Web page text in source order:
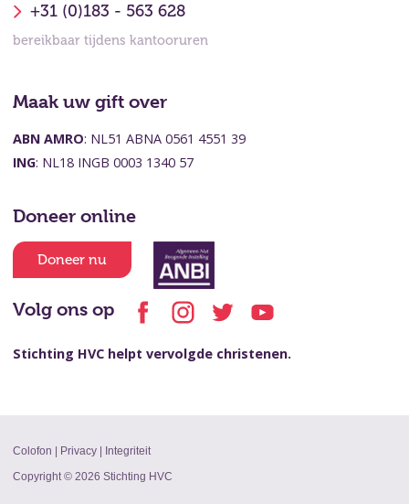
+31 (0)183 - 563 628
bereikbaar tijdens kantooruren
Maak uw gift over
ABN AMRO: NL51 ABNA 0561 4551 39
ING: NL18 INGB 0003 1340 57
Doneer online
Doneer nu
Volg ons op
Stichting HVC helpt vervolgde christenen.
Colofon Privacy|
Integriteit
Copyright © 2026 Stichting HVC